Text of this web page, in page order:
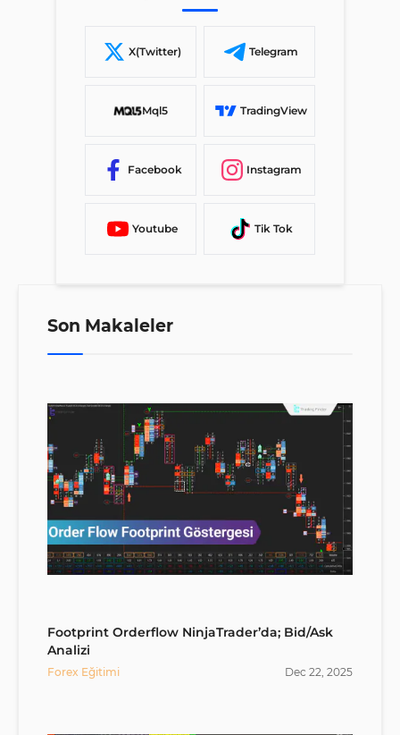
X(Twitter) Telegram
Mql5 TradingView
Facebook Instagram
Youtube Tik Tok
Son Makaleler
Footprint Orderflow NinjaTrader’da; Bid/Ask
Analizi
Forex Eğitimi Dec 22, 2025